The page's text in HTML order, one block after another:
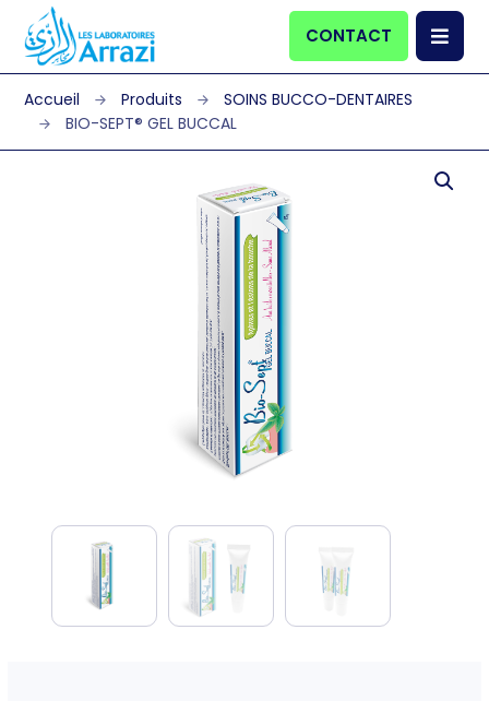
CONTACT
Produits
SOINS BUCCO-DENTAIRES
BIO-SEPT® GEL BUCCAL